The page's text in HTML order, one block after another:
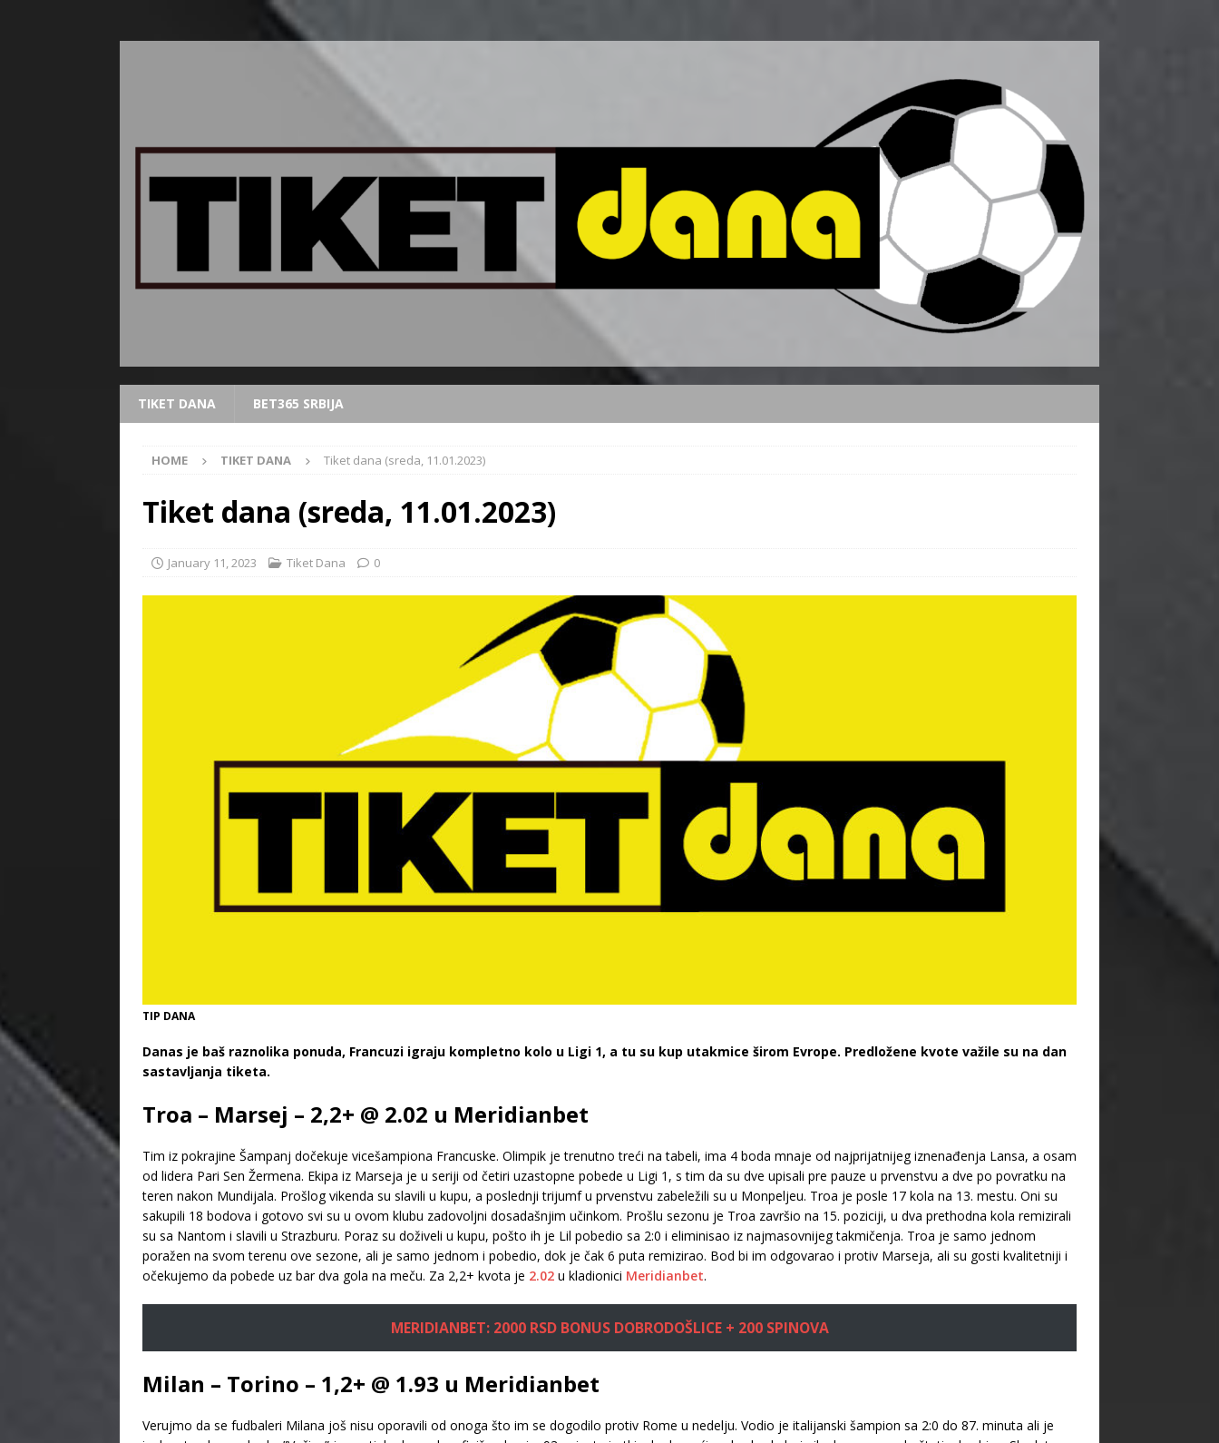
TIKET DANA BET365 SRBIJA
HOME TIKET DANA Tiket dana (sreda, 11.01.2023)
Tiket dana (sreda, 11.01.2023)
January 11, 2023 Tiket Dana 0
TIP DANA
Danas je baš raznolika ponuda, Francuzi igraju kompletno kolo u Ligi 1, a tu su kup utakmice širom Evrope. Predložene kvote važile su na dan
sastavljanja tiketa.
Troa – Marsej – 2,2+ @ 2.02 u Meridianbet
Tim iz pokrajine Šampanj dočekuje vicešampiona Francuske. Olimpik je trenutno treći na tabeli, ima 4 boda mnaje od najprijatnijeg iznenađenja Lansa, a osam
od lidera Pari Sen Žermena. Ekipa iz Marseja je u seriji od četiri uzastopne pobede u Ligi 1, s tim da su dve upisali pre pauze u prvenstvu a dve po povratku na
teren nakon Mundijala. Prošlog vikenda su slavili u kupu, a poslednji trijumf u prvenstvu zabeležili su u Monpeljeu. Troa je posle 17 kola na 13. mestu. Oni su
sakupili 18 bodova i gotovo svi su u ovom klubu zadovoljni dosadašnjim učinkom. Prošlu sezonu je Troa završio na 15. poziciji, u dva prethodna kola remizirali
su sa Nantom i slavili u Strazburu. Poraz su doživeli u kupu, pošto ih je Lil pobedio sa 2:0 i eliminisao iz najmasovnijeg takmičenja. Troa je samo jednom
poražen na svom terenu ove sezone, ali je samo jednom i pobedio, dok je čak 6 puta remizirao. Bod bi im odgovarao i protiv Marseja, ali su gosti kvalitetniji i
očekujemo da pobede uz bar dva gola na meču. Za 2,2+ kvota je 2.02 u kladionici Meridianbet.
MERIDIANBET: 2000 RSD BONUS DOBRODOŠLICE + 200 SPINOVA
Milan – Torino – 1,2+ @ 1.93 u Meridianbet
Verujmo da se fudbaleri Milana još nisu oporavili od onoga što im se dogodilo protiv Rome u nedelju. Vodio je italijanski šampion sa 2:0 do 87. minuta ali je